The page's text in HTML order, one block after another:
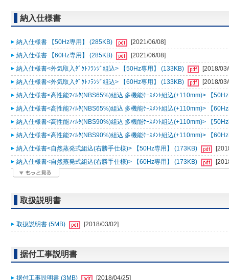
納入仕様書
納入仕様書 【50Hz専用】 (285KB)
[2021/06/08]
納入仕様書 【60Hz専用】 (285KB)
[2021/06/08]
納入仕様書<外気取入ﾀﾞｸﾄﾌﾗﾝｼﾞ組込> 【50Hz専用】 (133KB)
[2018/
納入仕様書<外気取入ﾀﾞｸﾄﾌﾗﾝｼﾞ組込> 【60Hz専用】 (133KB)
[2018/
納入仕様書<高性能ﾌｨﾙﾀ(NBS65%)組込 多機能ｹｰｽﾒﾝﾄ組込(+110mm)> 【
納入仕様書<高性能ﾌｨﾙﾀ(NBS65%)組込 多機能ｹｰｽﾒﾝﾄ組込(+110mm)> 【
納入仕様書<高性能ﾌｨﾙﾀ(NBS90%)組込 多機能ｹｰｽﾒﾝﾄ組込(+110mm)> 【
納入仕様書<高性能ﾌｨﾙﾀ(NBS90%)組込 多機能ｹｰｽﾒﾝﾄ組込(+110mm)> 【
納入仕様書<自然蒸発式組込(右勝手仕様)> 【50Hz専用】 (173KB)
納入仕様書<自然蒸発式組込(右勝手仕様)> 【60Hz専用】 (173KB)
取扱説明書
取扱説明書 (5MB) [2018/03/02]
据付工事説明書
据付工事説明書 (3MB) [2018/04/25]